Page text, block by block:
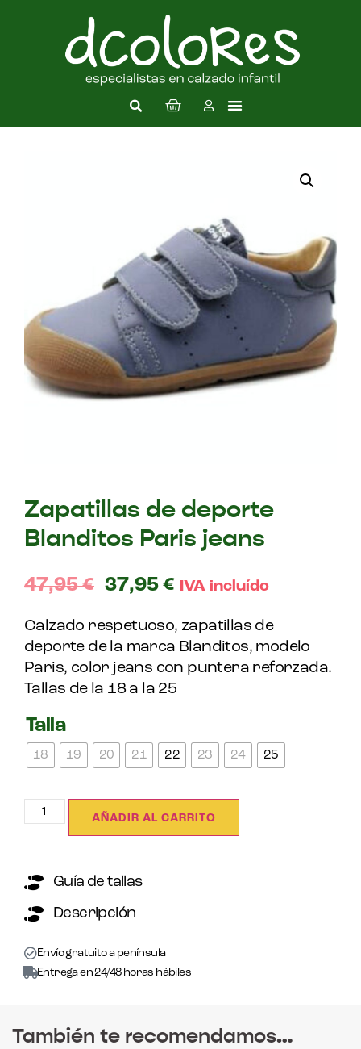
Zapatillas de deporte
Blanditos Paris jeans
47,95€ 37,95 € IVA incluído
Calzado respetuoso, zapatillas de
deporte de la marca Blanditos, modelo
Paris, color jeans con puntera reforzada.
Tallas de la 18 a la 25
Talla
18 19 20 21 22 23 24 25
AÑADIR AL CARRITO
Guía de tallas
Descripción
Envío gratuito a península
Entrega en 24/48 horas hábiles
También te recomendamos…